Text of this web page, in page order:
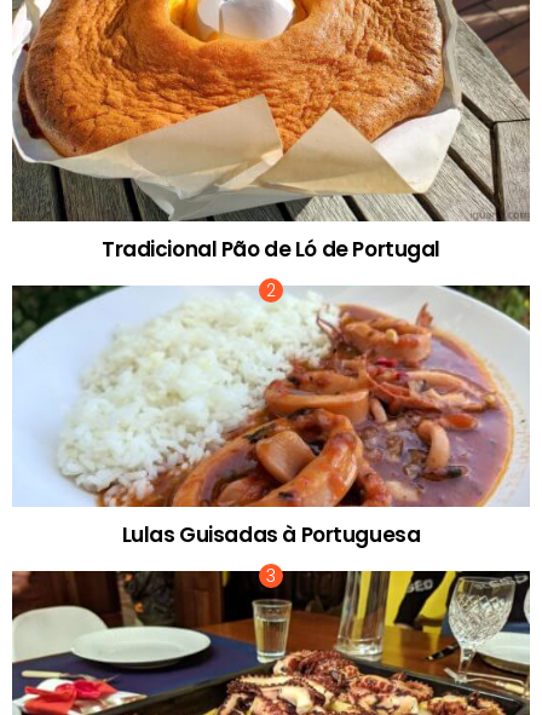
Tradicional Pão de Ló de Portugal
Lulas Guisadas à Portuguesa